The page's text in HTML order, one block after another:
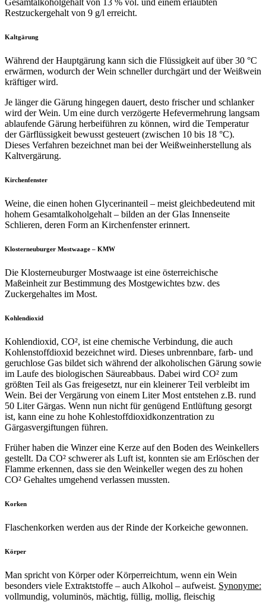
Gesamtalkoholgehalt von 13 % vol. und einem erlaubten
Restzuckergehalt von 9 g/l erreicht.
Kaltgärung
Während der Hauptgärung kann sich die Flüssigkeit auf über 30 °C
erwärmen, wodurch der Wein schneller durchgärt und der Weißwein
kräftiger wird.
Je länger die Gärung hingegen dauert, desto frischer und schlanker
wird der Wein. Um eine durch verzögerte Hefevermehrung langsam
ablaufende Gärung herbeiführen zu können, wird die Temperatur
der Gärflüssigkeit bewusst gesteuert (zwischen 10 bis 18 °C).
Dieses Verfahren bezeichnet man bei der Weißweinherstellung als
Kaltvergärung.
Kirchenfenster
Weine, die einen hohen Glycerinanteil – meist gleichbedeutend mit
hohem Gesamtalkoholgehalt – bilden an der Glas Innenseite
Schlieren, deren Form an Kirchenfenster erinnert.
Klosterneuburger Mostwaage – KMW
Die Klosterneuburger Mostwaage ist eine österreichische
Maßeinheit zur Bestimmung des Mostgewichtes bzw. des
Zuckergehaltes im Most.
Kohlendioxid
Kohlendioxid, CO², ist eine chemische Verbindung, die auch
Kohlenstoffdioxid bezeichnet wird. Dieses unbrennbare, farb- und
geruchlose Gas bildet sich während der alkoholischen Gärung sowie
im Laufe des biologischen Säureabbaus. Dabei wird CO² zum
größten Teil als Gas freigesetzt, nur ein kleinerer Teil verbleibt im
Wein. Bei der Vergärung von einem Liter Most entstehen z.B. rund
50 Liter Gärgas. Wenn nun nicht für genügend Entlüftung gesorgt
ist, kann eine zu hohe Kohlestoffdioxidkonzentration zu
Gärgasvergiftungen führen.
Früher haben die Winzer eine Kerze auf den Boden des Weinkellers
gestellt. Da CO² schwerer als Luft ist, konnten sie am Erlöschen der
Flamme erkennen, dass sie den Weinkeller wegen des zu hohen
CO² Gehaltes umgehend verlassen mussten.
Korken
Flaschenkorken werden aus der Rinde der Korkeiche gewonnen.
Körper
Man spricht von Körper oder Körperreichtum, wenn ein Wein
besonders viele Extraktstoffe – auch Alkohol – aufweist. Synonyme:
vollmundig, voluminös, mächtig, füllig, mollig, fleischig